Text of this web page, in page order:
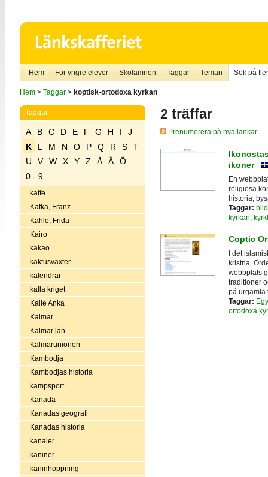
Hem För yngre elever Skolämnen Taggar Teman Sök på
Hem> Taggar> koptisk-ortodoxa kyrkan
Taggar
A B C D E F G H I
J
K
L M N O P Q R S
T
U
V W X Y Z Å Ä
Ö
0 - 9
kaffe
Kafka, Franz
Kahlo, Frida
Kairo
kakao
kaktusväxter
kalendrar
kalla kriget
Kalle Anka
Kalmar
Kalmar län
Kalmarunionen
Kambodja
Kambodjas historia
kampsport
Kanada
Kanadas geografi
Kanadas historia
kanaler
kaniner
kaninhoppning
2 träffar
Prenumerera på nya länkar
ikoner
En
religiösa
historia,
Taggar:
kyrkan
Coptic
I det
kristna.
webbplats
traditioner
på urgamla
Taggar:
ortodoxa